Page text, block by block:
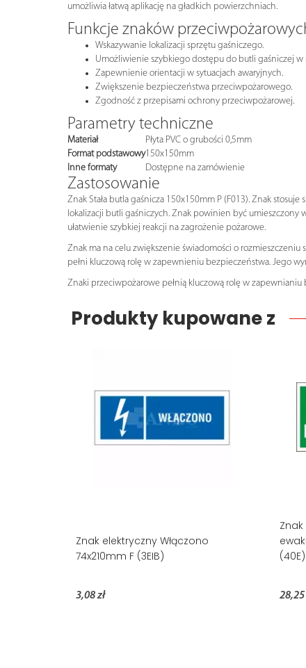
umożliwia łatwą aplikację na gładkich powierzchniach.
Funkcje znaków
Wskazywanie lokalizacji sprzętu gaśniczego.
Umożliwienie szybkiego dostępu do butli gaśniczej w
Zapewnienie orientacji w sytuacjach awaryjnych.
Zwiększenie bezpieczeństwa przeciwpożarowego.
Zgodność z przepisami ochrony przeciwpożarowej.
Parametry techniczne
Materiał
Płyta PVC o grubości 0,5mm
Format podstawowy150x150mm
Inne formaty
Dostępne na zamówienie
Zastosowanie
Znak Stała butla gaśnicza 150x150mm P (F013). Znak
lokalizacji butli gaśniczych. Znak powinien być umieszczony
ułatwienie szybkiej reakcji na zagrożenie pożarowe.
Znak ma na celu zwiększenie świadomości o
pełni kluczową rolę w zapewnieniu bezpieczeństwa. Jego
Znaki przeciwpożarowe pełnią kluczową rolę w
Produkty kupowane z
Znak elektryczny Włączono
74x210mm F (3EIB)
3,08 zł
(40E)
28,25